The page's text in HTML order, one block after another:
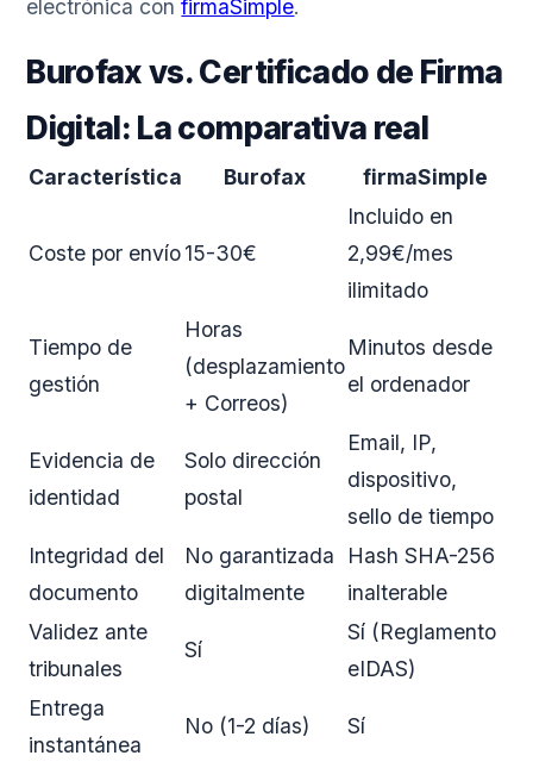
electrónica confirmaSimple.
Burofax vs. Certificado de Firma
Digital: La comparativa real
Característica Burofax firmaSimple
Coste por envío15-30€
Incluido en
2,99€/mes
ilimitado
Tiempo de
gestión
Horas
(desplazamiento
+ Correos)
Minutos desde
el ordenador
Evidencia de
identidad
Solo dirección
postal
Email, IP,
dispositivo,
sello de tiempo
Integridad del
documento
No garantizada
digitalmente
Hash SHA-256
inalterable
Validez ante
tribunales
Sí
Sí (Reglamento
eIDAS)
Entrega
instantánea
No (1-2 días) Sí